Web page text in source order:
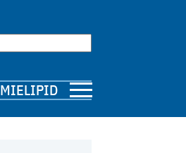
MIELIPIDE